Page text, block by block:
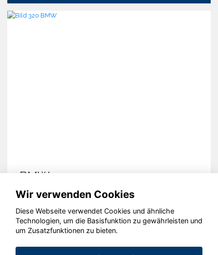
BMW 320
© konjunkturmotor.de GmbH 2020 - 2026
Wir verwenden Cookies
Diese Webseite verwendet Cookies und ähnliche
Technologien, um die Basisfunktion zu gewährleisten und
um Zusatzfunktionen zu bieten.